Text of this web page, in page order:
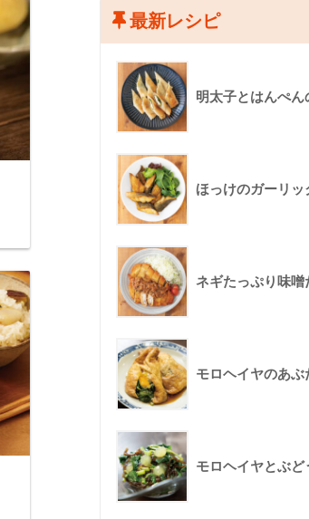
最新レシピ
明太子とはんぺん
ほっけのガーリ
ネギたっぷり味噌
モロヘイヤのあぶ
モロヘイヤとぶど